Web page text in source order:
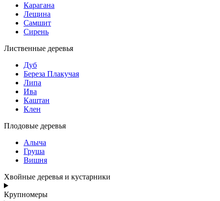
Карагана
Лещина
Самшит
Сирень
Лиственные деревья
Дуб
Береза Плакучая
Липа
Ива
Каштан
Клен
Плодовые деревья
Алыча
Груша
Вишня
Хвойные деревья и кустарники
Крупномеры